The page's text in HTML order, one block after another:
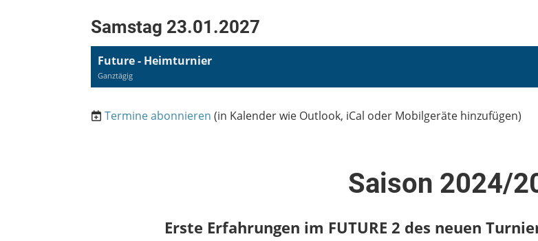
Samstag 23.01.2027
Future - Heimturnier
Ganztägig
Termine abonnieren (in Kalender wie Outlook, iCal oder Mobilgeräte hinzufügen)
Saison 2024/
Erste Erfahrungen im FUTURE 2 des neuen